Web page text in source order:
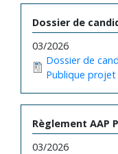
Dossier de
03/2026
Dossier de
Publique projet
Règlement AAP
03/2026